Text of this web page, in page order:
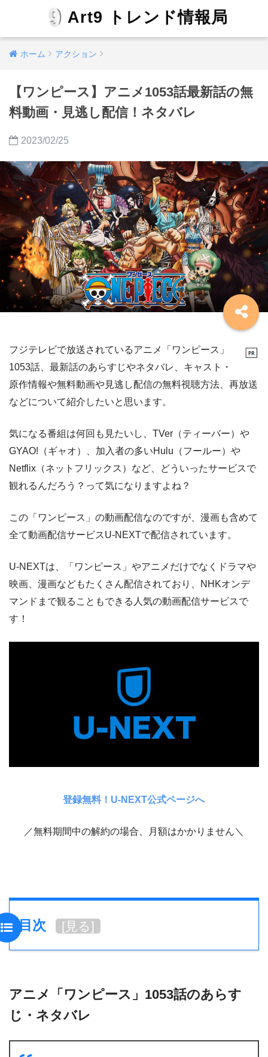
Art9 トレンド情報局
ホーム アクション
【ワンピース】アニメ1053話最新話の無
料動画・見逃し配信！ネタバレ
2023/02/25
フジテレビで放送されているアニメ「ワンピース」
1053話、最新話のあらすじやネタバレ、キャスト・
原作情報や無料動画や見逃し配信の無料視聴方法、再放送
などについて紹介したいと思います。
気になる番組は何回も見たいし、TVer（ティーバー）や
GYAO!（ギャオ）、加入者の多いHulu（フールー）や
Netflix（ネットフリックス）など、どういったサービスで
観れるんだろう？って気になりますよね？
この「ワンピース」の動画配信なのですが、漫画も含めて
全て動画配信サービスU-NEXTで配信されています。
U-NEXTは、「ワンピース」やアニメだけでなくドラマや
映画、漫画などもたくさん配信されており、NHKオンデ
マンドまで観ることもできる人気の動画配信サービスで
す！
登録無料！U-NEXT公式ページへ
／無料期間中の解約の場合、月額はかかりません＼
目次 [見る]
アニメ「ワンピース」1053話のあらす
じ・ネタバレ